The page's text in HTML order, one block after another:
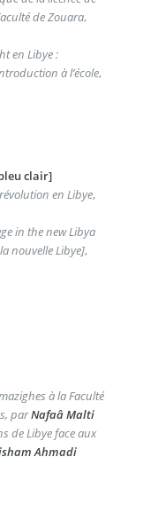
de Zouara,
en Libye :
à l’école,
clair]
en Libye,
in the new Libya
nouvelle Libye],
à la Faculté
parNafaâ Malti
de Libye face aux
Ahmadi